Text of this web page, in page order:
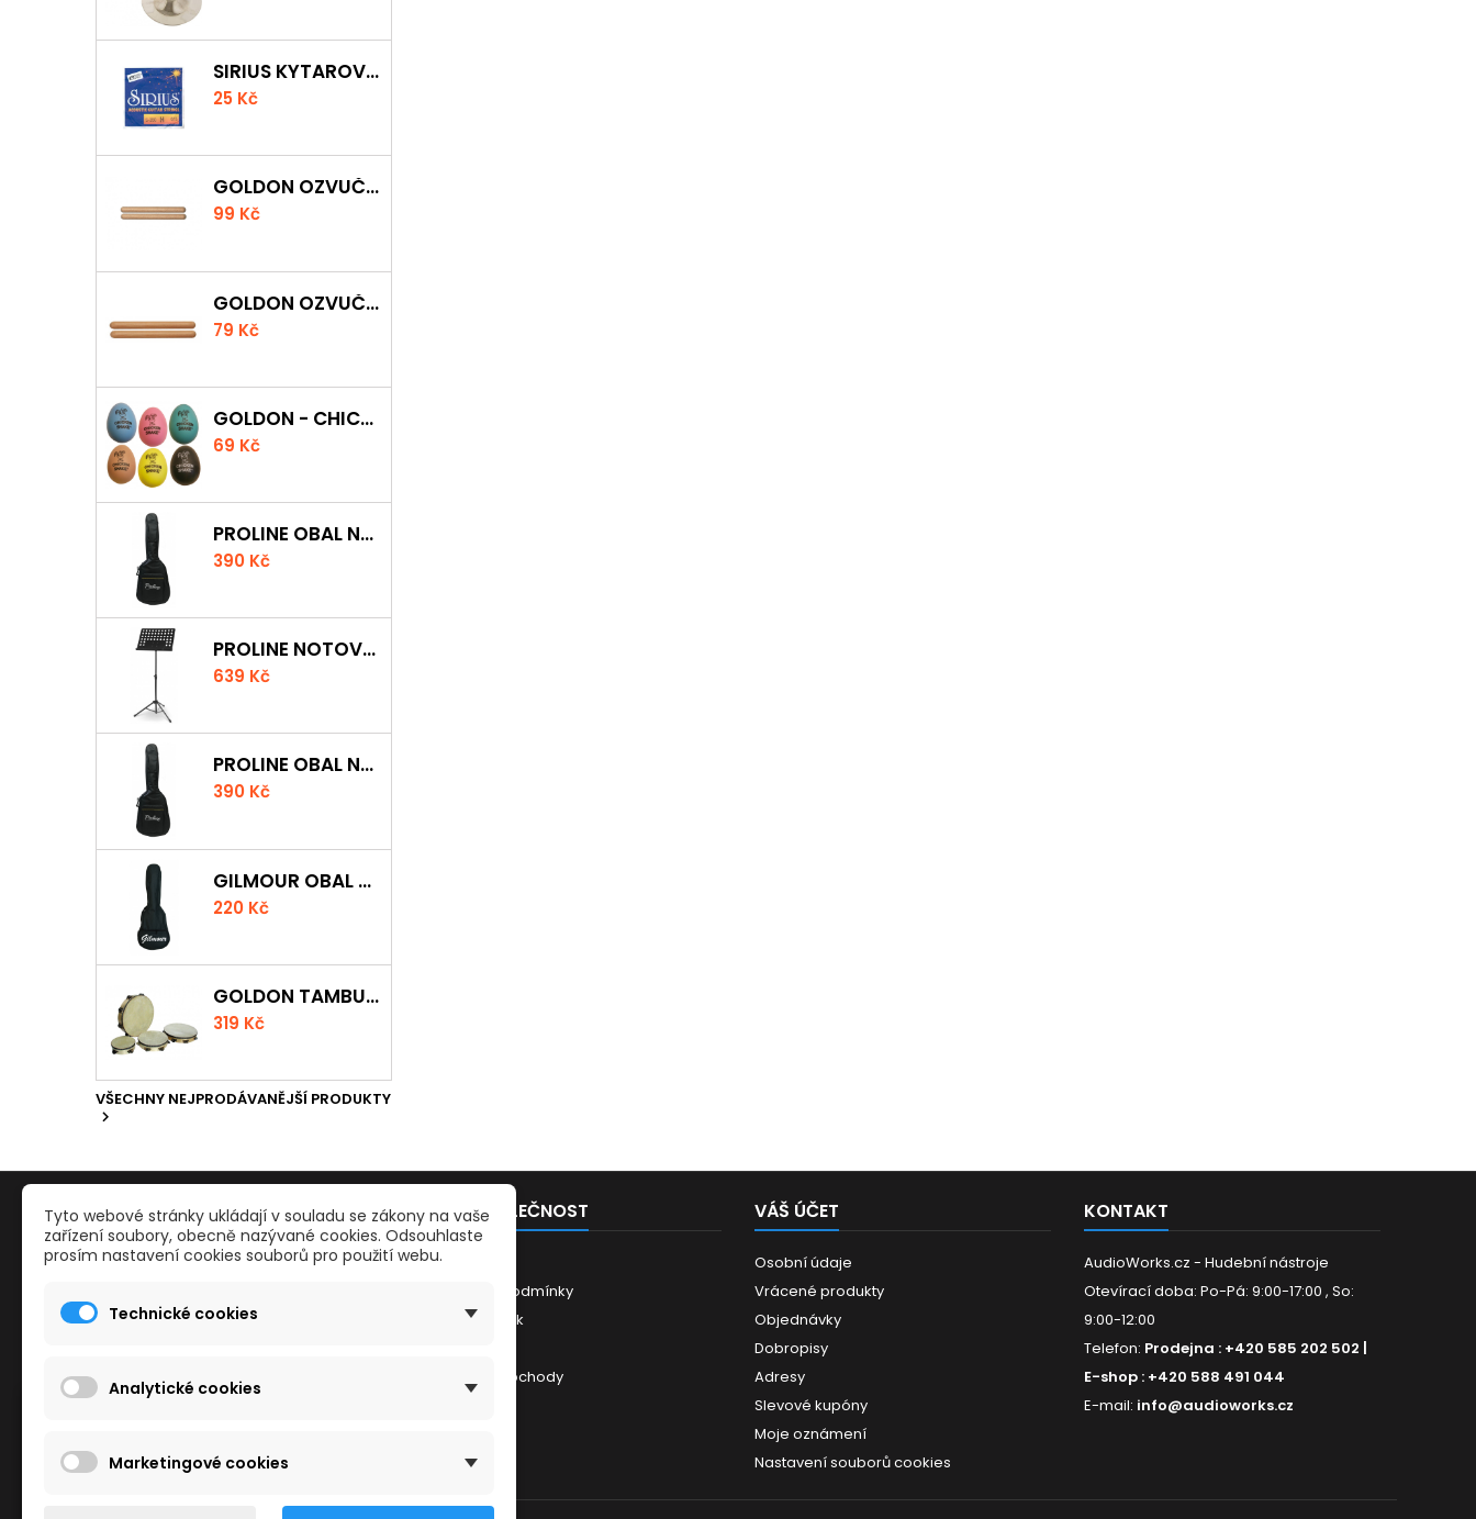
SIRIUS KYTAROVÁ STRUNA
25 Kč
GOLDON OZVUČNÁ DŘÍVKA 18 X 200MM
99 Kč
GOLDON OZVUČNÁ DŘÍVKA 15 X 150MM
79 Kč
GOLDON - CHICKEN SHAKER
69 Kč
PROLINE OBAL NA AKUSTICKOU KYTARU S 5 MM POLSTROVÁNÍM
390 Kč
PROLINE NOTOVÝ PULT ODLEHČENÝ
639 Kč
PROLINE OBAL NA KLASICKOU KYTARU S 5 MM POLSTROVÁNÍM
390 Kč
GILMOUR OBAL NA UKULELE CONCERT
220 Kč
GOLDON TAMBURÍNA S BLÁNOU A ČINELKY 20CM
319 Kč
VŠECHNY NEJPRODÁVANĚJŠÍ PRODUKTY

PRODUKTY
Reklamace a odstoupení od smlouvy
Nové zboží
NAŠE SPOLEČNOST
Kontakty
Obchodní podmínky
Mapa stránek
Kamenné obchody
VÁŠ ÚČET
Osobní údaje
Vrácené produkty
Objednávky
Dobropisy
Adresy
Slevové kupóny
Moje oznámení
Nastavení souborů cookies
KONTAKT
AudioWorks.cz - Hudební nástroje
Otevírací doba: Po-Pá: 9:00-17:00 , So:
9:00-12:00
Telefon: Prodejna : +420 585 202 502 |
E-shop : +420 588 491 044
E-mail: info@audioworks.cz
Tento obchod používá cookies ke zlepšení
vašeho zážitku z prohlížení.
Další informace naleznete v našichZásadách
Tyto webové stránky ukládají v souladu se zákony na vaše
zařízení soubory, obecně nazývané cookies. Odsouhlaste
prosím nastavení cookies souborů pro použití webu.
Technické cookies
Analytické cookies
Marketingové cookies